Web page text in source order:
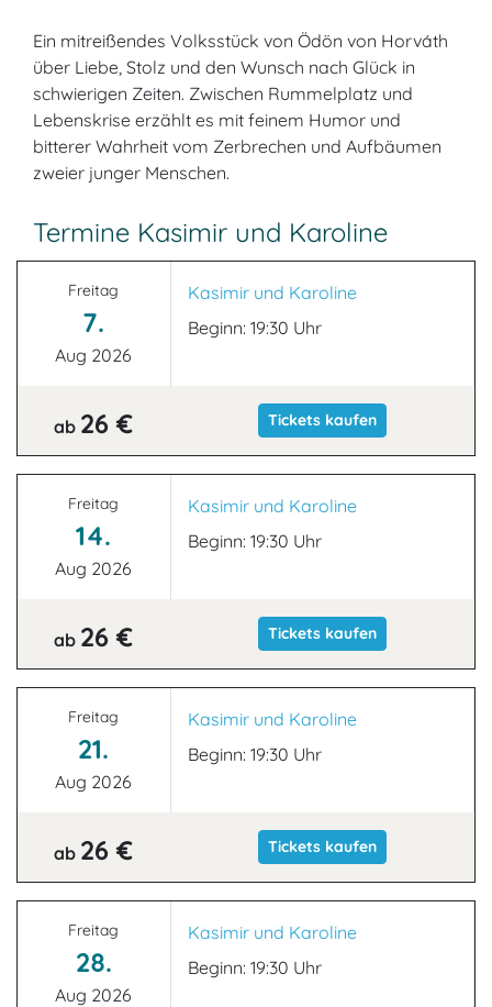
Ein mitreißendes Volksstück von Ödön von Horváth
über Liebe, Stolz und den Wunsch nach Glück in
schwierigen Zeiten. Zwischen Rummelplatz und
Lebenskrise erzählt es mit feinem Humor und
bitterer Wahrheit vom Zerbrechen und Aufbäumen
zweier junger Menschen.
Termine Kasimir und Karoline
Freitag
7.
Aug 2026
Kasimir und Karoline
Beginn: 19:30 Uhr
ab 26 € Tickets kaufen
Freitag
14.
Aug 2026
Kasimir und Karoline
Beginn: 19:30 Uhr
ab 26 € Tickets kaufen
Freitag
21.
Aug 2026
Kasimir und Karoline
Beginn: 19:30 Uhr
ab 26 € Tickets kaufen
Freitag
28.
Aug 2026
Kasimir und Karoline
Beginn: 19:30 Uhr